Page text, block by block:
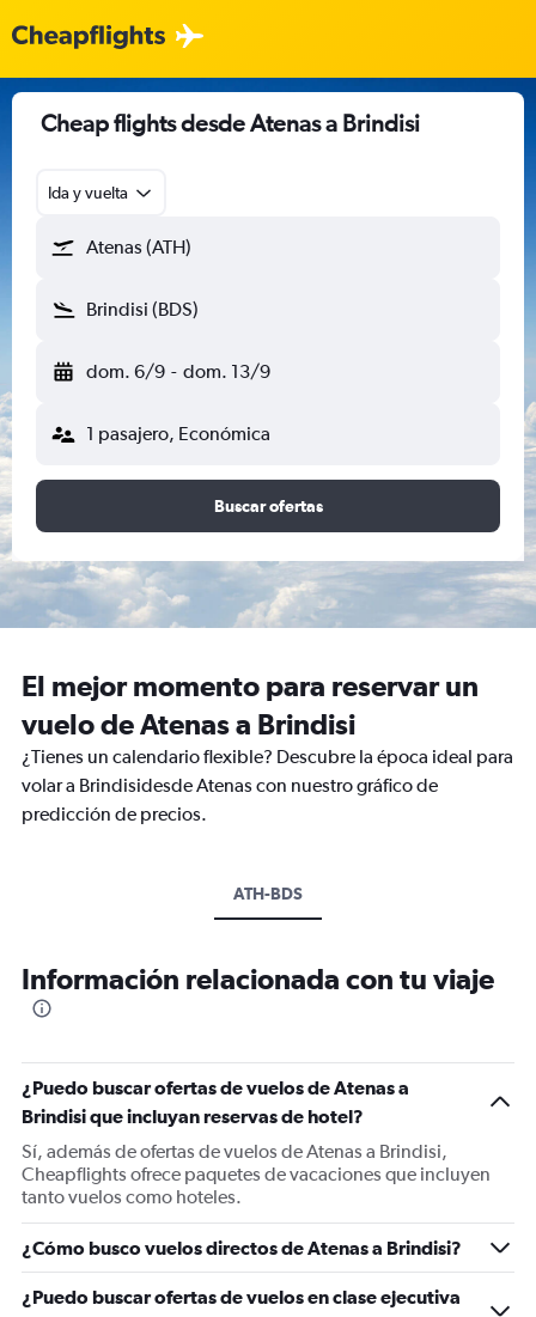
Cheap flights desde Atenas a Brindisi
Ida y vuelta
Atenas (ATH)
Brindisi (BDS)
dom. 6/9 - dom. 13/9
1 pasajero, Económica
Buscar ofertas
El mejor momento para reservar un
vuelo de Atenas a Brindisi
¿Tienes un calendario flexible? Descubre la época ideal para
volar a Brindisidesde Atenas con nuestro gráfico de
predicción de precios.
ATH-BDS
Información relacionada con tu viaje
¿Puedo buscar ofertas de vuelos de Atenas a
Brindisi que incluyan reservas de hotel?
Sí, además de ofertas de vuelos de Atenas a Brindisi,
Cheapflights ofrece paquetes de vacaciones que incluyen
tanto vuelos como hoteles.
¿Cómo busco vuelos directos de Atenas a Brindisi?
¿Puedo buscar ofertas de vuelos en clase ejecutiva